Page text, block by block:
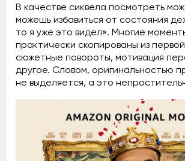
В качестве сиквела посмотреть
можешь избавиться от состояния
то я уже это видел». Многие
практически скопированы из
сюжетные повороты, мотивация
другое. Словом, оригинальностью
не выделяется, а это